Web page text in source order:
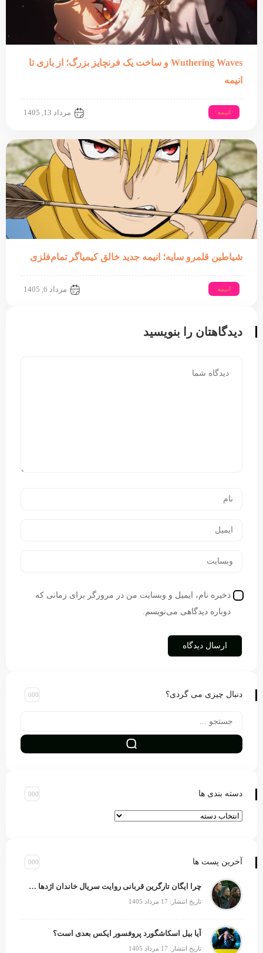
Wuthering Waves و ساخت یک فرنچایز بزرگ؛ از بازی تا
انیمه
انیمه مرداد 13, 1405
شیاطین قلمرو سایه؛ انیمه جدید خالق کیمیاگر تمام‌فلزی
انیمه مرداد 6, 1405
دیدگاهتان را بنویسید
ذخیره نام، ایمیل و وبسایت من در مرورگر برای زمانی که
دوباره دیدگاهی می‌نویسم.
دنبال چیزی می گردی؟
دسته بندی ها
آخرین پست ها
چرا ایگان تارگرین قربانی روایت سریال خاندان اژدها شد؟
تاریخ انتشار: 17 مرداد 1405
آیا بیل اسکاشگورد پروفسور ایکس بعدی است؟
تاریخ انتشار: 17 مرداد 1405